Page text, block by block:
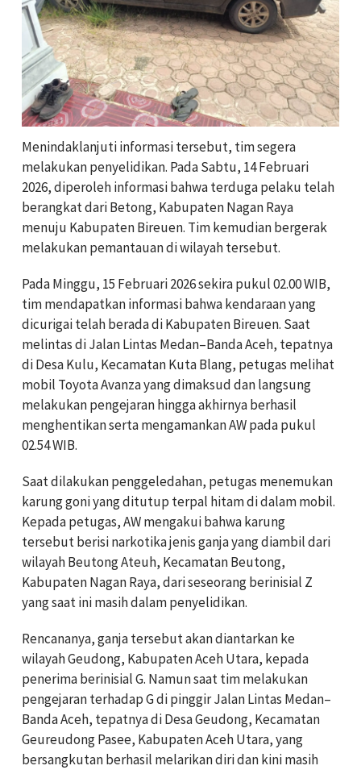
Menindaklanjuti informasi tersebut, tim segera
melakukan penyelidikan. Pada Sabtu, 14 Februari
2026, diperoleh informasi bahwa terduga pelaku telah
berangkat dari Betong, Kabupaten Nagan Raya
menuju Kabupaten Bireuen. Tim kemudian bergerak
melakukan pemantauan di wilayah tersebut.
Pada Minggu, 15 Februari 2026 sekira pukul 02.00 WIB,
tim mendapatkan informasi bahwa kendaraan yang
dicurigai telah berada di Kabupaten Bireuen. Saat
melintas di Jalan Lintas Medan–Banda Aceh, tepatnya
di Desa Kulu, Kecamatan Kuta Blang, petugas melihat
mobil Toyota Avanza yang dimaksud dan langsung
melakukan pengejaran hingga akhirnya berhasil
menghentikan serta mengamankan AW pada pukul
02.54 WIB.
Saat dilakukan penggeledahan, petugas menemukan
karung goni yang ditutup terpal hitam di dalam mobil.
Kepada petugas, AW mengakui bahwa karung
tersebut berisi narkotika jenis ganja yang diambil dari
wilayah Beutong Ateuh, Kecamatan Beutong,
Kabupaten Nagan Raya, dari seseorang berinisial Z
yang saat ini masih dalam penyelidikan.
Rencananya, ganja tersebut akan diantarkan ke
wilayah Geudong, Kabupaten Aceh Utara, kepada
penerima berinisial G. Namun saat tim melakukan
pengejaran terhadap G di pinggir Jalan Lintas Medan–
Banda Aceh, tepatnya di Desa Geudong, Kecamatan
Geureudong Pasee, Kabupaten Aceh Utara, yang
bersangkutan berhasil melarikan diri dan kini masih